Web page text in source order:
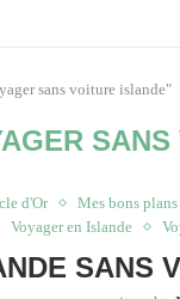
sans voiture islande"
d'Or Mes bons plans
Voyager en Islande
SANS